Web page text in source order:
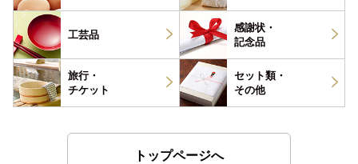
工芸品
感謝状・
記念品
旅行・
チケット
セット類・
その他
トップページへ